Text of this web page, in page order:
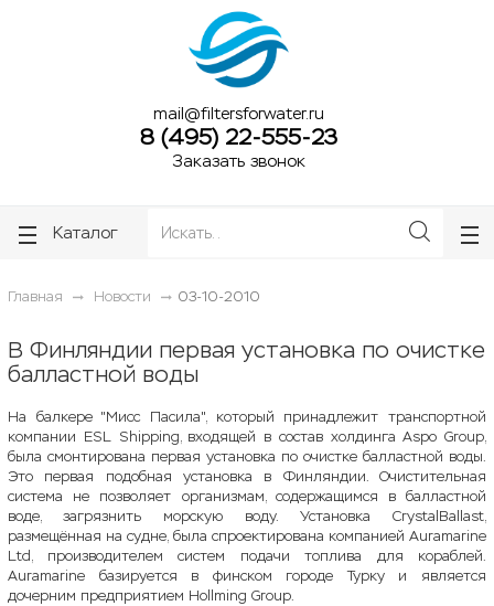
mail@filtersforwater.ru
8 (495) 22-555-23
Заказать звонок
Каталог
Главная Новости 03-10-2010
В Финляндии первая установка по очистке
балластной воды
На балкере "Мисс Пасила", который принадлежит транспортной
компании ESL Shipping, входящей в состав холдинга Aspo Group,
была смонтирована первая установка по очистке балластной воды.
Это первая подобная установка в Финляндии. Очистительная
система не позволяет организмам, содержащимся в балластной
воде, загрязнить морскую воду. Установка CrystalBallast,
размещённая на судне, была спроектирована компанией Auramarine
Ltd, производителем систем подачи топлива для кораблей.
Auramarine базируется в финском городе Турку и является
дочерним предприятием Hollming Group.